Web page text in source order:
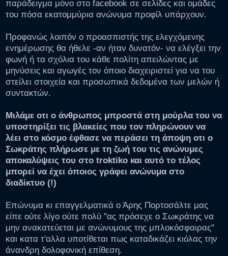
παράδειγμα μόνο στο facebook σε σελίδες και ομάδες
του πόσα εκατομμύρια ανώνυμα προφίλ υπάρχουν.
Προφανώς λοιπόν ο προασπιστής της ελεγχόμενης
ενημέρωσης θα ήθελε -αν ήταν δυνατόν- να ελέγξει την
φωνή ή τα σχόλια του κάθε πολίτη απειλώντας με
μηνύσεις και αγωγές τον όποιο διαχειριστεί για να του
στείλει στοιχεία και προσωπικά δεδομένα των μελών ή
συντακτών.
Μιλάμε οτι ο άνθρωπος μπροστά στη μούρλα του να
υποστηρίξει τις βλακείες που τον πληρώνουν να
λέει στο κόσμο έφθασε να περάσει τη άποψη οτι ο
Σωκράτης πλήρωσε με τη ζωή του τις ανώνυμες
αποκαλύψεις του στο troktiko και αυτό το τέλος
μπορεί να έχει όποιος γράφει ανώνυμα στο
διαδίκτυο (!)
Επώνυμα κι επαγγελματικά ο Άρης Πορτοσάλτε μας
είπε ούτε λίγο ούτε πολύ "ας πρόσεχε ο Σωκράτης να
μην ανακατεύεται με ανώνυμους της μπλοκόσφαιρας"
και κατα τ'αλλα υποτίθεται πως καταδικάζει κιόλας την
άνανδρη δολοφονική επίθεση.